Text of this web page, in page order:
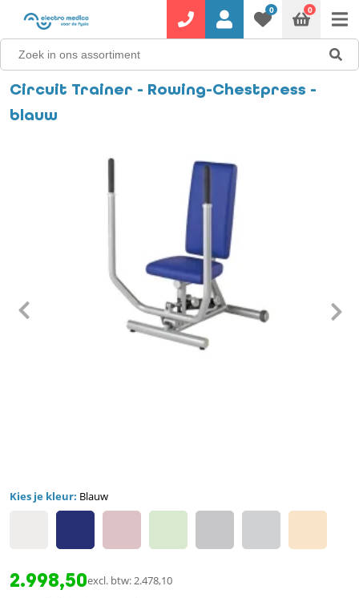
0 0
Circuit Trainer - Rowing-Chestpress -
blauw
Kies je kleur: Blauw
2.998,50excl. btw: 2.478,10